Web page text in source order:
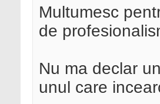
Multumesc
de
Nu ma declar
unul care